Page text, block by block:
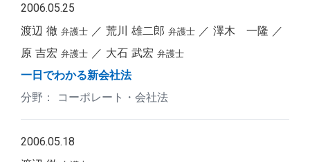
2006.05.25
渡辺 徹 弁護士 荒川 雄二郎 弁護士
澤木 一隆
原 吉宏 弁護士 大石 武宏 弁護士
一日でわかる新会社法
コーポレート・会社法
2006.05.18